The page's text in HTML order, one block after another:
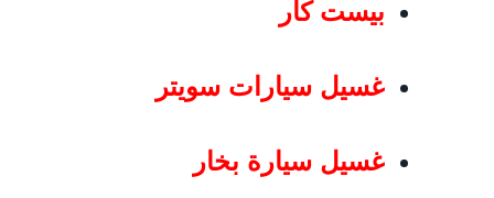
بيست كار
غسيل سيارات سويتر
غسيل سيارة بخار